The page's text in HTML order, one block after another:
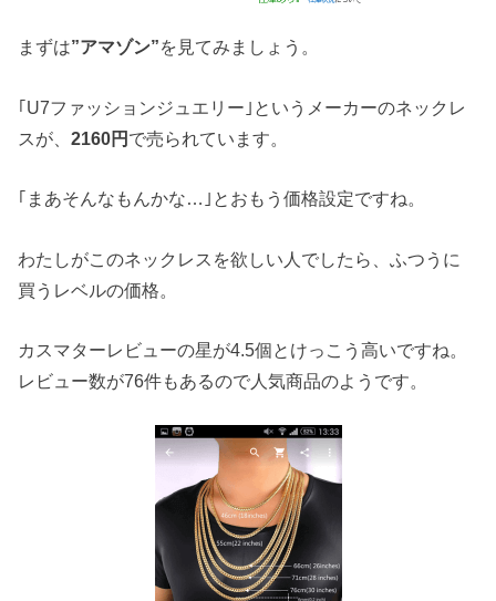
まずは”アマゾン”を見てみましょう。
｢U7ファッションジュエリー｣というメーカーのネックレ
スが、2160円 で売られています。
｢まあそんなもんかな…｣とおもう価格設定ですね。
わたしがこのネックレスを欲しい人でしたら、ふつうに
買うレベルの価格。
カスマターレビューの星が4.5個とけっこう高いですね。
レビュー数が76件もあるので人気商品のようです。